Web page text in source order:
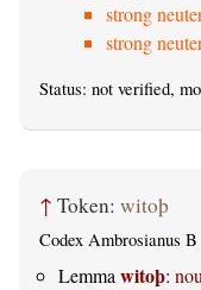
strong
strong
Status: not verified,
↑ Token: witoþ
Codex Ambrosianus B
Lemmawitoþ: